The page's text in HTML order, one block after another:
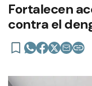
Fortalecen
contra el